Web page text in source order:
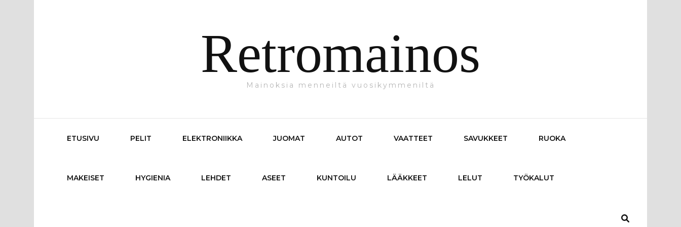
Retromainos
Mainoksia menneiltä vuosikymmeniltä
ETUSIVU PELIT ELEKTRONIIKKA JUOMAT AUTOT VAATTEET SAVUKKEET RUOKA
MAKEISET HYGIENIA LEHDET ASEET KUNTOILU LÄÄKKEET LELUT TYÖKALUT